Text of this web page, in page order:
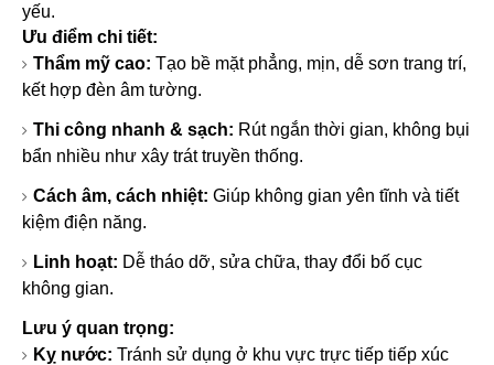
yếu.
Ưu điểm chi tiết:
Thẩm mỹ cao: Tạo bề mặt phẳng, mịn, dễ sơn trang trí,
kết hợp đèn âm tường.
Thi công nhanh & sạch: Rút ngắn thời gian, không bụi
bẩn nhiều như xây trát truyền thống.
Cách âm, cách nhiệt: Giúp không gian yên tĩnh và tiết
kiệm điện năng.
Linh hoạt: Dễ tháo dỡ, sửa chữa, thay đổi bố cục
không gian.
Lưu ý quan trọng:
Kỵ nước: Tránh sử dụng ở khu vực trực tiếp tiếp xúc